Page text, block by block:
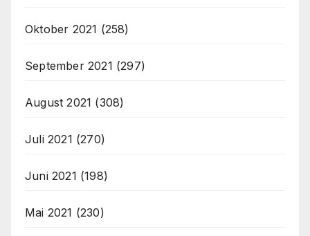
Oktober 2021 (258)
September 2021 (297)
August 2021 (308)
Juli 2021 (270)
Juni 2021 (198)
Mai 2021 (230)